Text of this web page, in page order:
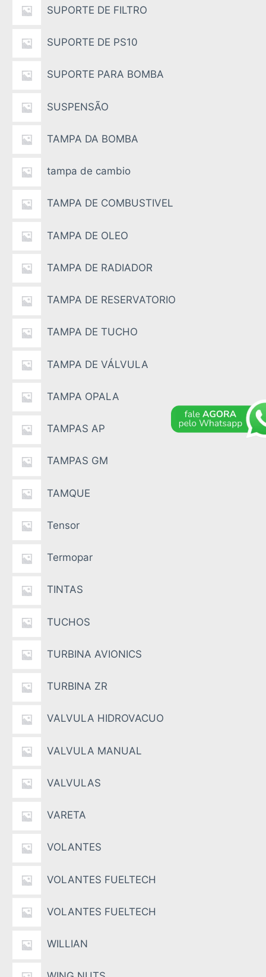
SUPORTE DE FILTRO
SUPORTE DE PS10
SUPORTE PARA BOMBA
SUSPENSÃO
TAMPA DA BOMBA
tampa de cambio
TAMPA DE COMBUSTIVEL
TAMPA DE OLEO
TAMPA DE RADIADOR
TAMPA DE RESERVATORIO
TAMPA DE TUCHO
TAMPA DE VÁLVULA
TAMPA OPALA
TAMPAS AP
TAMPAS GM
TAMQUE
Tensor
Termopar
TINTAS
TUCHOS
TURBINA AVIONICS
TURBINA ZR
VALVULA HIDROVACUO
VALVULA MANUAL
VALVULAS
VARETA
VOLANTES
VOLANTES FUELTECH
VOLANTES FUELTECH
WILLIAN